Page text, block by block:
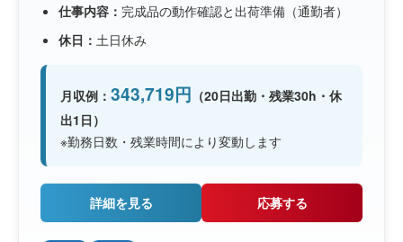
仕事内容： 完成品の動作確認と出荷準備（通勤者）
休日： 土日休み
月収例： 343,719円 （20日出勤・残業30h・休
出1日）
※勤務日数・残業時間により変動します
詳細を見る 応募する